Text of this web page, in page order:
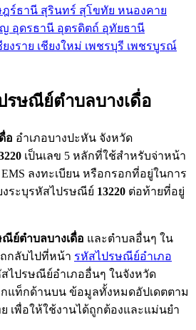
ฎร์ธานี สุรินทร์ สุโขทัย หนองคาย
ญ อุดรธานี อุตรดิตถ์ อุทัยธานี
ยงราย เชียงใหม่ เพชรบุรี เพชรบูรณ์
รษณีย์ตำบลบางเดื่อ
อ อำเภอบางปะหัน จังหวัด
เป็นเลข 5 หลักที่ใช้สำหรับจ่าหน้า
ลงทะเบียน หรือกรอกที่อยู่ในการ
ระบุรหัสไปรษณีย์ 13220 ต่อท้ายที่อยู่
ย์ตำบลบางเดื่อ และตำบลอื่นๆ ใน
กลับไปที่หน้า รหัสไปรษณีย์อำเภอ
ไปรษณีย์อำเภออื่นๆ ในจังหวัด
แท็กด้านบน ข้อมูลทั้งหมดอัปเดตตาม
เพื่อให้ใช้งานได้ถูกต้องและแม่นยำ